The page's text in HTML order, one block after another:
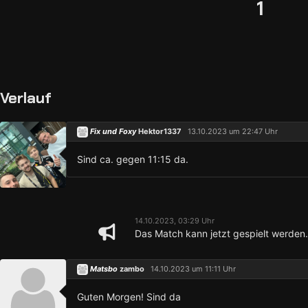
1
Verlauf
Fix und FoxyHektor1337 13.10.2023 um 22:47 Uhr
Sind ca. gegen 11:15 da.
14.10.2023, 03:29 Uhr
Das Match kann jetzt gespielt werden.
Matsbo zambo 14.10.2023 um 11:11 Uhr
Guten Morgen! Sind da